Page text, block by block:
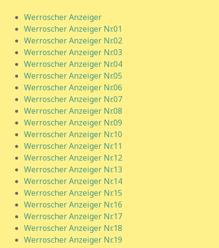
Werroscher Anzeiger
Werroscher Anzeiger Nr.01
Werroscher Anzeiger Nr.02
Werroscher Anzeiger Nr.03
Werroscher Anzeiger Nr.04
Werroscher Anzeiger Nr.05
Werroscher Anzeiger Nr.06
Werroscher Anzeiger Nr.07
Werroscher Anzeiger Nr.08
Werroscher Anzeiger Nr.09
Werroscher Anzeiger Nr.10
Werroscher Anzeiger Nr.11
Werroscher Anzeiger Nr.12
Werroscher Anzeiger Nr.13
Werroscher Anzeiger Nr.14
Werroscher Anzeiger Nr.15
Werroscher Anzeiger Nr.16
Werroscher Anzeiger Nr.17
Werroscher Anzeiger Nr.18
Werroscher Anzeiger Nr.19